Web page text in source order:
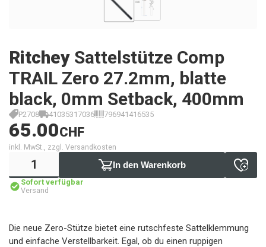
Ritchey Sattelstütze Comp
TRAIL Zero 27.2mm, blatte
black, 0mm Setback, 400mm
P2708 41035317036 796941416535
65.00CHF
inkl. MwSt., zzgl. Versandkosten
In den Warenkorb
Sofort verfügbar
Versand
Die neue Zero-Stütze bietet eine rutschfeste Sattelklemmung
und einfache Verstellbarkeit. Egal, ob du einen ruppigen